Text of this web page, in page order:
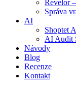
Revelor
Správa
AI
Shoptet
AI Audit
Návody
Blog
Recenze
Kontakt